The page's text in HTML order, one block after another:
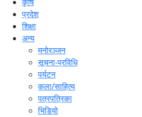
प्रदेश
शिक्षा
अन्य
मनोरञ्जन
सूचना-प्रविधि
पर्यटन
कला/साहित्य
पत्रपत्रिका
भिडियो